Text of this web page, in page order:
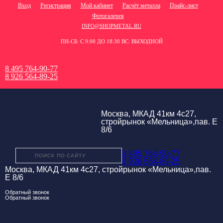
Вход Регистрация Мой кабинет Расчёт металла
Прайс-лист
Фотогалерея
INFO@SHOPMETAL.RU
ПН-СБ: С 9:00 ДО 18:30 ВС: ВЫХОДНОЙ
8 495 764-90-77
8 926 564-89-25
Москва, МКАД 41км 4с27,
стройрынок «Мельница»,пав. Е
8/6
8 495 764-90-77
8 926 564-89-25
Москва, МКАД 41км 4с27, стройрынок «Мельница»,пав.
Е 8/6
Обратный звонок
Обратный звонок